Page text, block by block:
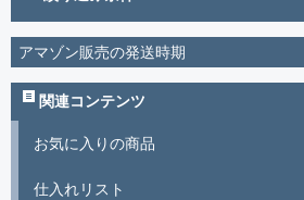
アマゾン販売の発送時期
関連コンテンツ
お気に入りの商品
仕入れリスト